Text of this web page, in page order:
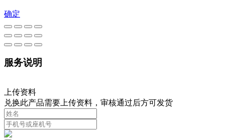
确定
服务说明
上传资料
兑换此产品需要上传资料，审核通过后方可发货